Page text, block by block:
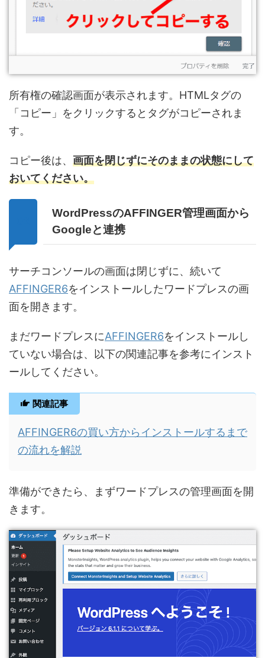
所有権の確認画面が表示されます。HTMLタグの
「コピー」をクリックするとタグがコピーされま
す。
コピー後は、 画面を閉じずにそのままの状態にして
おいてください。
WordPressのAFFINGER管理画面から
Googleと連携
サーチコンソールの画面は閉じずに、続いて
AFFINGER6をインストールしたワードプレスの画
面を開きます。
まだワードプレスにAFFINGER6をインストールし
ていない場合は、以下の関連記事を参考にインスト
ールしてください。
関連記事
AFFINGER6の買い方からインストールするまで
の流れを解説
準備ができたら、まずワードプレスの管理画面を開
きます。